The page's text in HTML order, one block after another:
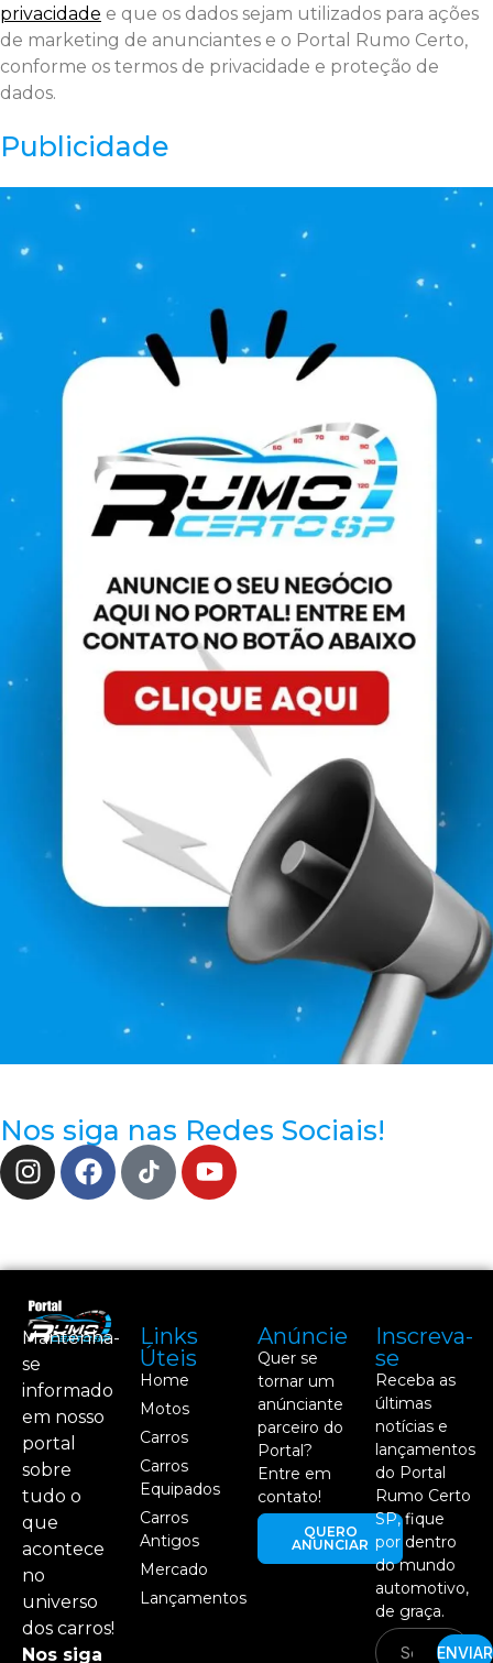
privacidade e que os dados sejam utilizados para ações
de marketing de anunciantes e o Portal Rumo Certo,
conforme os termos de privacidade e proteção de
dados.
Publicidade
Nos siga nas Redes Sociais!
Mantenha-
se
informado
em nosso
portal
sobre
tudo o
que
acontece
no
universo
dos carros!
Nos siga
Links
Úteis
Home
Motos
Carros
Carros
Equipados
Carros
Antigos
Mercado
Lançamentos
Anúncie
Quer se
tornar um
anúnciante
parceiro do
Portal?
Entre em
contato!
QUERO
ANUNCIAR
Inscreva-
se
Receba as
últimas
notícias e
lançamentos
do Portal
Rumo Certo
SP, fique
por dentro
do mundo
automotivo,
de graça.
ENVIAR